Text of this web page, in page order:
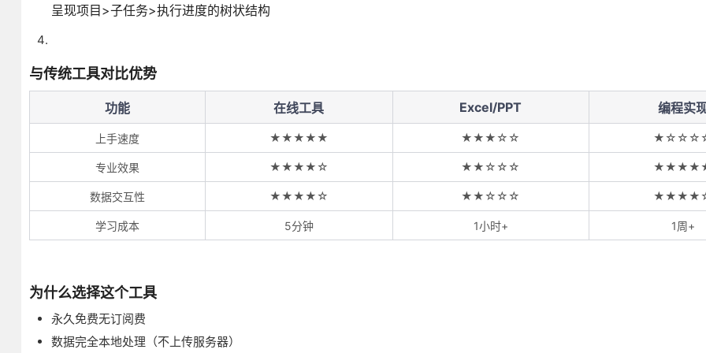
呈现项目>子任务>执行进度的树状结构
与传统工具对比优势
功能 在线工具 Excel/PPT 编程实
上手速度 ★★★★★ ★★★☆☆
专业效果 ★★★★☆ ★★☆☆☆
数据交互性 ★★★★☆ ★★☆☆☆
学习成本 5分钟 1小时+ 1周+
为什么选择这个工具
永久免费无订阅费
数据完全本地处理（不上传服务器）